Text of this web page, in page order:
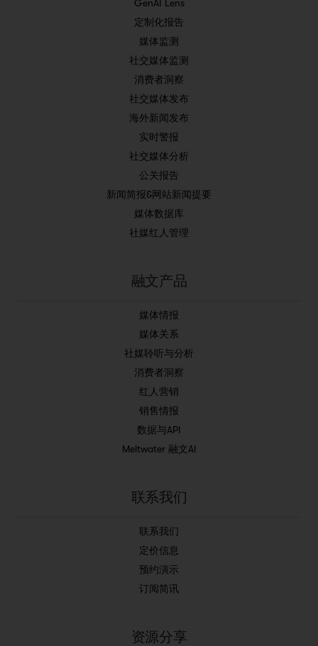
GenAI Lens
定制化报告
媒体监测
社交媒体监测
消费者洞察
社交媒体发布
海外新闻发布
实时警报
社交媒体分析
公关报告
新闻简报&网站新闻提要
媒体数据库
社媒红人管理
融文产品
媒体情报
媒体关系
社媒聆听与分析
消费者洞察
红人营销
销售情报
数据与API
Meltwater 融文AI
联系我们
联系我们
定价信息
预约演示
订阅简讯
资源分享